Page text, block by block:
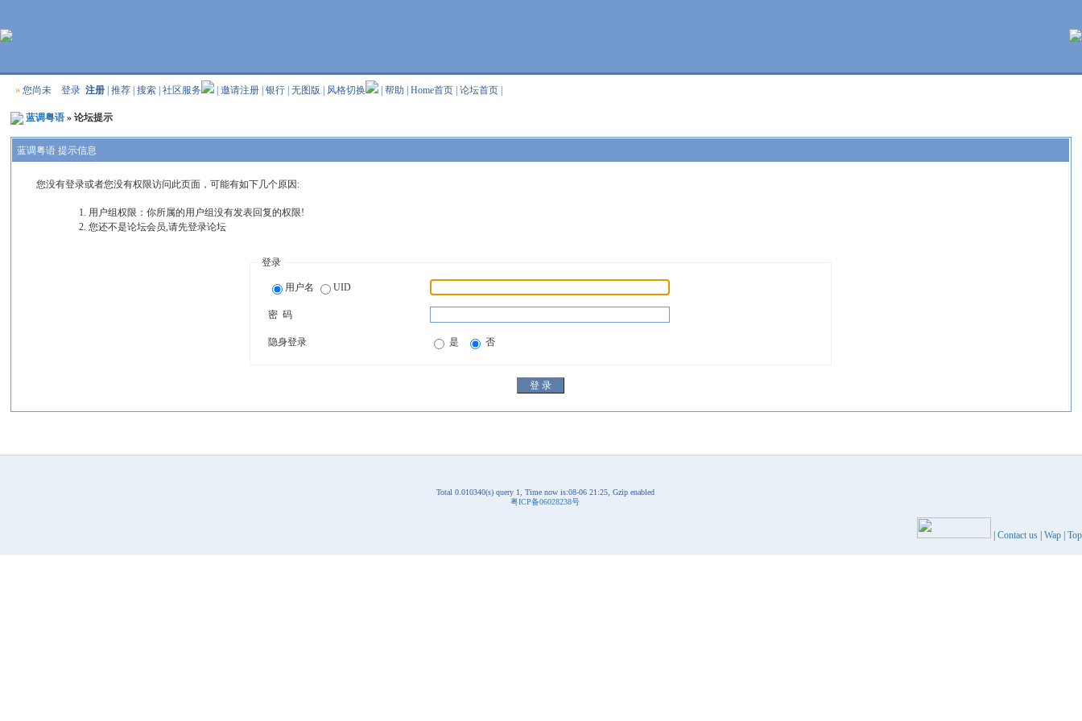
» 您尚未登录 注册 |推荐 |搜索 |社区服务 |邀请注册 |银行 |无图版 风格切换 |帮助 |Home首页 |论坛首页
蓝调粤语 » 论坛提示
蓝调粤语 提示信息
您没有登录或者您没有权限访问此页面，可能有如下几个原因:
用户组权限：你所属的用户组没有发表回复的权限!
您还不是论坛会员,请先登录论坛
登录
用户名 UID
密 码
隐身登录 是 否
Total 0.010340(s) query 1, Time now is:08-06 21:25, Gzip enabled
粤ICP备06028238号
Contact us Wap Top